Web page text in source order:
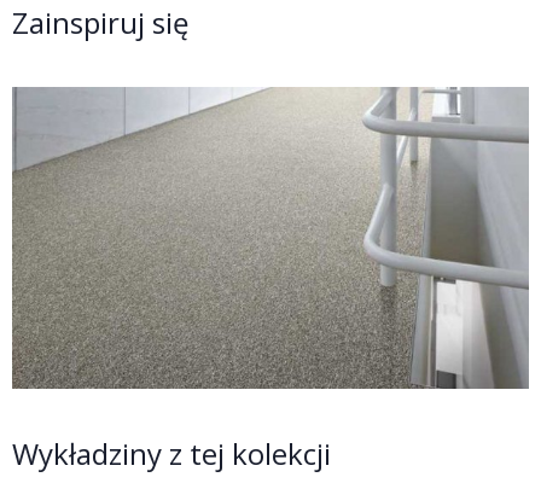
Zainspiruj się
Wykładziny z tej kolekcji